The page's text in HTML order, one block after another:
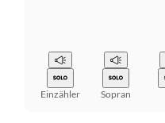
Einzähler Sopran